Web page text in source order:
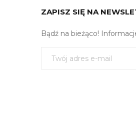
ZAPISZ SIĘ NA
Bądź na bieżąco!